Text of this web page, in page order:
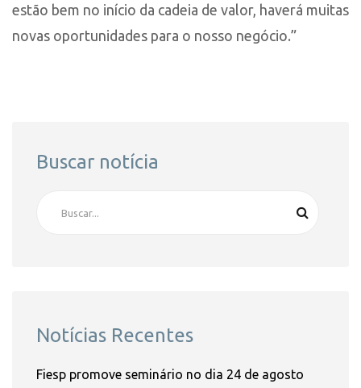
estão bem no início da cadeia de valor, haverá muitas
novas oportunidades para o nosso negócio.”
Buscar notícia
Notícias Recentes
Fiesp promove seminário no dia 24 de agosto